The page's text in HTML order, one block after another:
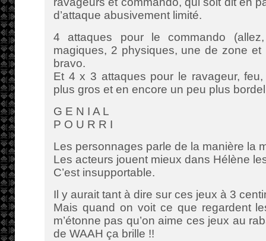
d’attaque abusivement limité.
4 attaques pour le commando
magiques, 2 physiques, une de zone
bravo.
Et 4 x 3 attaques pour le ravageur,
plus gros et en encore un peu plus
G E N I A L
P O U R R I
Les personnages parle de la manière la
Les acteurs jouent mieux dans Hélène
C’est insupportable.
Il y aurait tant à dire sur ces jeux à 3
Mais quand on voit ce que regardent
m’étonne pas qu’on aime ces jeux au
de WAAH ça brille !!